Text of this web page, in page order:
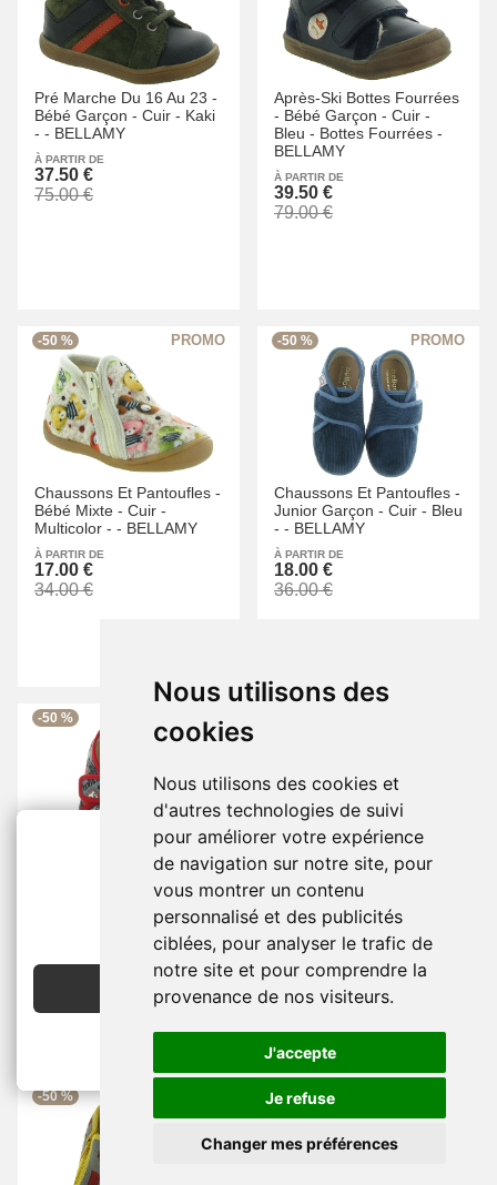
Nous utilisons des
cookies
Nous utilisons des cookies et
d'autres technologies de suivi
pour améliorer votre expérience
de navigation sur notre site, pour
vous montrer un contenu
personnalisé et des publicités
ciblées, pour analyser le trafic de
notre site et pour comprendre la
provenance de nos visiteurs.
J'accepte
Je refuse
Changer mes préférences
2€ OFFERTS
EN CRÉANT UN COMPTE
JE CRÉE MON COMPTE
Pré Marche Du 16 Au 23 -
Bébé Garçon - Cuir - Kaki
- - BELLAMY
À PARTIR DE
37.50 €
75.00 €
Après-Ski Bottes Fourrées
- Bébé Garçon - Cuir -
Bleu - Bottes Fourrées -
BELLAMY
À PARTIR DE
39.50 €
79.00 €
-50 %
Chaussons Et Pantoufles -
Bébé Mixte - Cuir -
Multicolor - - BELLAMY
À PARTIR DE
17.00 €
34.00 €
-50 %
Chaussons Et Pantoufles -
Junior Garçon - Cuir - Bleu
- - BELLAMY
À PARTIR DE
18.00 €
36.00 €
-50 %
Chaussons Et Pantoufles -
Cuir - Gris
36.00 €
Chaussons Et Pantoufles -
Bébé Garçon -
BELLAMY
18.00 €
36.00 €
-50 % -50 %